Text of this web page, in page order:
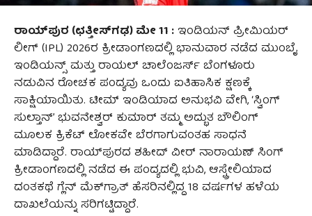
ರಾಯ್‌ಪುರ (ಛತ್ತೀಸ್ಗಢ) ಮೇ 11 :ಇಂಡಿಯನ್ ಪ್ರೀಮಿಯರ್
ಲೀಗ್ (IPL) 2026ರ ಕ್ರೀಡಾಂಗಣದಲ್ಲಿ ಭಾನುವಾರ ನಡೆದ ಮುಂಬೈ
ಇಂಡಿಯನ್ಸ್ ಮತ್ತು ರಾಯಲ್ ಚಾಲೆಂಜರ್ಸ್ ಬೆಂಗಳೂರು
ನಡುವಿನ ರೋಚಕ ಪಂದ್ಯವು ಒಂದು ಐತಿಹಾಸಿಕ ಕ್ಷಣಕ್ಕೆ
ಸಾಕ್ಷಿಯಾಯಿತು. ಟೀಮ್ ಇಂಡಿಯಾದ ಅನುಭವಿ ವೇಗಿ, ‘ಸ್ವಿಂಗ್
ಸುಲ್ತಾನ್’ ಭುವನೇಶ್ವರ್ ಕುಮಾರ್ ತಮ್ಮ ಅದ್ಭುತ ಬೌಲಿಂಗ್
ಮೂಲಕ ಕ್ರಿಕೆಟ್ ಲೋಕವೇ ಬೆರಗಾಗುವಂತಹ ಸಾಧನೆ
ಮಾಡಿದ್ದಾರೆ. ರಾಯ್‌ಪುರದ ಶಹೀದ್ ವೀರ್ ನಾರಾಯಣ್ ಸಿಂಗ್
ಕ್ರೀಡಾಂಗಣದಲ್ಲಿ ನಡೆದ ಈ ಪಂದ್ಯದಲ್ಲಿ ಭುವಿ, ಆಸ್ಟ್ರೇಲಿಯಾದ
ದಂತಕಥೆ ಗ್ಲೆನ್ ಮೆಕ್‌ಗ್ರಾತ್ ಹೆಸರಿನಲ್ಲಿದ್ದ 18 ವರ್ಷಗಳ ಹಳೆಯ
ದಾಖಲೆಯನ್ನು ಸರಿಗಟ್ಟಿದ್ದಾರೆ.